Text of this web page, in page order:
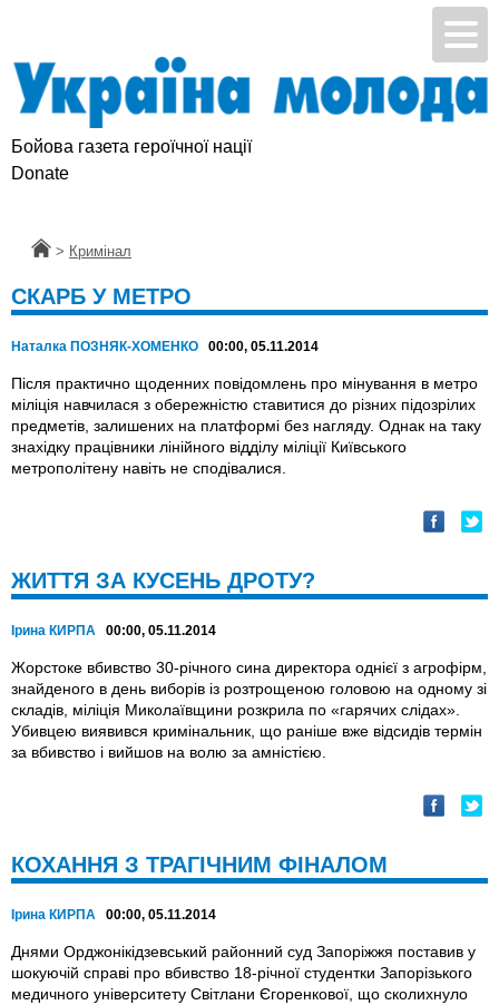
Бойова газета героїчної нації
Donate
Головна
> Кримінал
СКАРБ У МЕТРО
Наталка ПОЗНЯК-ХОМЕНКО 00:00, 05.11.2014
Після практично щоденних повідомлень про мінування в метро
міліція навчилася з обережністю ставитися до різних підозрілих
предметів, залишених на платформі без нагляду. Однак на таку
знахідку працівники лінійного відділу міліції Київського
метрополітену навіть не сподівалися.
ЖИТТЯ ЗА КУСЕНЬ ДРОТУ?
Ірина КИРПА 00:00, 05.11.2014
Жорстоке вбивство 30-річного сина директора однієї з агрофірм,
знайденого в день виборів із розтрощеною головою на одному зі
складів, міліція Миколаївщини розкрила по «гарячих слідах».
Убивцею виявився кримінальник, що раніше вже відсидів термін
за вбивство і вийшов на волю за амністією.
КОХАННЯ З ТРАГІЧНИМ ФІНАЛОМ
Ірина КИРПА 00:00, 05.11.2014
Днями Орджонікідзевський районний суд Запоріжжя поставив у
шокуючій справі про вбивство 18-річної студентки Запорізького
медичного університету Світлани Єгоренкової, що сколихнуло